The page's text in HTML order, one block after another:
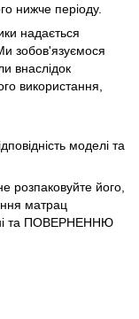
нижче періоду.
надається
зобов'язуємося
внаслідок
використання,
моделі та
розпаковуйте його,
матрац
та ПОВЕРНЕННЮ